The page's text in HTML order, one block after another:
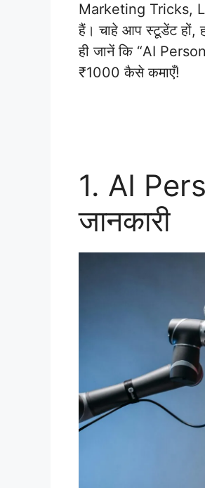
Marketing Tricks,
हैं। चाहे आप स्टूडेंट हों,
ही जानें कि “AI
₹1000 कैसे कमाएँ!
1. AI
जानकारी